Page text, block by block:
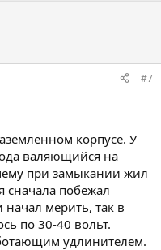
#7
корпусе. У
валяющийся на
при замыкании жил
сначала побежал
начал мерить, так в
по 30-40 вольт.
удлинителем.